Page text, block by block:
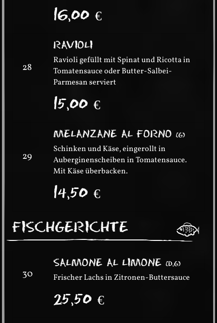
16,00€
28
RAVIOLI
Ravioli gefüllt mit Spinat und Ricotta in
Tomatensauce oder Butter-Salbei-
Parmesan serviert
15,00€
29
MELANZANE AL FORNO(G)
Schinken und Käse, eingerollt in
Auberginenscheiben in Tomatensauce.
Mit Käse überbacken.
14,50€
FISCHGERICHTE
30
SALMONE AL LIMONE(D,G)
Frischer Lachs in Zitronen-Buttersauce
25,50€